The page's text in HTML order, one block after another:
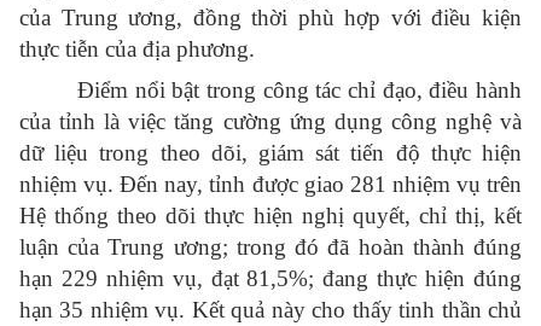
của Trung ương, đồng thời phù hợp với điều kiện
thực tiễn của địa phương.
Điểm nổi bật trong công tác chỉ đạo, điều hành
của tỉnh là việc tăng cường ứng dụng công nghệ và
dữ liệu trong theo dõi, giám sát tiến độ thực hiện
nhiệm vụ. Đến nay, tỉnh được giao 281 nhiệm vụ trên
Hệ thống theo dõi thực hiện nghị quyết, chỉ thị, kết
luận của Trung ương; trong đó đã hoàn thành đúng
hạn 229 nhiệm vụ, đạt 81,5%; đang thực hiện đúng
hạn 35 nhiệm vụ. Kết quả này cho thấy tinh thần chủ